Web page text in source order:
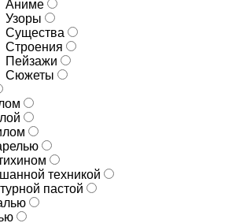
Аниме
Узоры
Существа
Строения
Пейзажи
Сюжеты
техникой
пастой